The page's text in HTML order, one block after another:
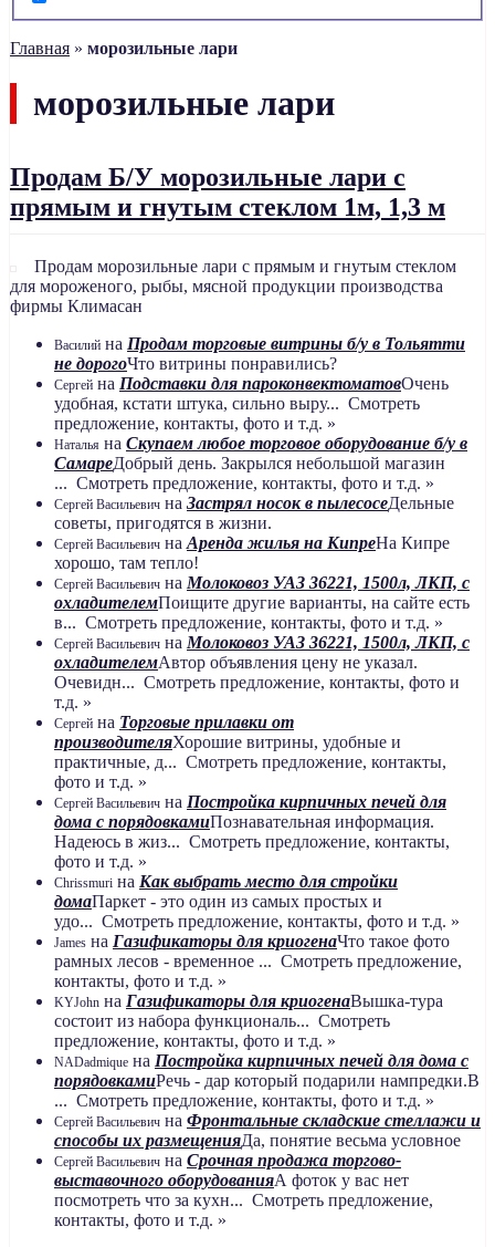
Главная » морозильные лари
морозильные лари
Продам Б/У морозильные лари с
прямым и гнутым стеклом 1м, 1,3 м
Продам морозильные лари с прямым и гнутым стеклом
для мороженого, рыбы, мясной продукции производства
фирмы Климасан
Василий на Продам торговые витрины б/у в Тольятти
не дорогоЧто витрины понравились?
Сергей на Подставки для пароконвектоматовОчень
удобная, кстати штука, сильно выру... Смотреть
предложение, контакты, фото и т.д. »
Наталья на Скупаем любое торговое оборудование б/у в
СамареДобрый день. Закрылся небольшой магазин
... Смотреть предложение, контакты, фото и т.д. »
Сергей Васильевич на Застрял носок в пылесосеДельные
советы, пригодятся в жизни.
Сергей Васильевич на Аренда жилья на КипреНа Кипре
хорошо, там тепло!
Сергей Васильевич на Молоковоз УАЗ 36221, 1500л, ЛКП, с
охладителемПоищите другие варианты, на сайте есть
в... Смотреть предложение, контакты, фото и т.д. »
Сергей Васильевич на Молоковоз УАЗ 36221, 1500л, ЛКП, с
охладителемАвтор объявления цену не указал.
Очевидн... Смотреть предложение, контакты, фото и
т.д. »
Сергей на Торговые прилавки от
производителяХорошие витрины, удобные и
практичные, д... Смотреть предложение, контакты,
фото и т.д. »
Сергей Васильевич на Постройка кирпичных печей для
дома с порядовкамиПознавательная информация.
Надеюсь в жиз... Смотреть предложение, контакты,
фото и т.д. »
Chrissmuri на Как выбрать место для стройки
домаПаркет - это один из самых простых и
удо... Смотреть предложение, контакты, фото и т.д. »
James на Газификаторы для криогенаЧто такое фото
рамных лесов - временное ... Смотреть предложение,
контакты, фото и т.д. »
KYJohn на Газификаторы для криогенаВышка-тура
состоит из набора функциональ... Смотреть
предложение, контакты, фото и т.д. »
NADadmique на Постройка кирпичных печей для дома с
порядовкамиРечь - дар который подарили нампредки.В
... Смотреть предложение, контакты, фото и т.д. »
Сергей Васильевич на Фронтальные складские стеллажи и
способы их размещенияДа, понятие весьма условное
Сергей Васильевич на Срочная продажа торгово-
выставочного оборудованияА фоток у вас нет
посмотреть что за кухн... Смотреть предложение,
контакты, фото и т.д. »